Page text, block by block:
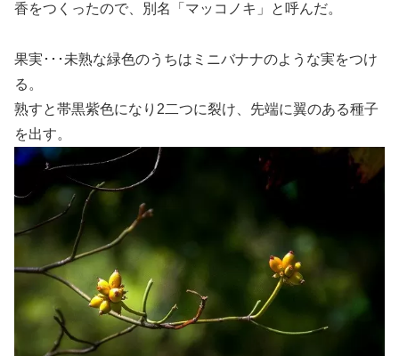
香をつくったので、別名「マッコノキ」と呼んだ。
果実･･･未熟な緑色のうちはミニバナナのような実をつけ
る。
熟すと帯黒紫色になり2二つに裂け、先端に翼のある種子
を出す。